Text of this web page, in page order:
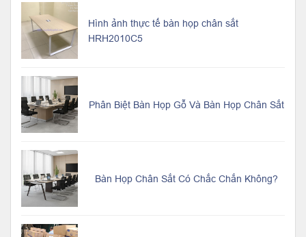
Hình ảnh thực tế bàn họp chân sắt
HRH2010C5
Phân Biệt Bàn Họp Gỗ Và Bàn Họp Chân Sắt
Bàn Họp Chân Sắt Có Chắc Chắn Không?